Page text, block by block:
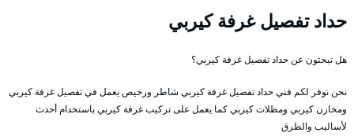
حداد تفصيل غرفة كيربي
هل تبحثون عن حداد تفصيل غرفة كيربي؟
نحن نوفر لكم فني حداد تفصيل غرفة كيربي شاطر ورخيص يعمل في تفصيل غرفة كيربي
ومخازن كيربي ومظلات كيربي كما يعمل على تركيب غرفة كيربي باستخدام أحدث
لأساليب والطرق